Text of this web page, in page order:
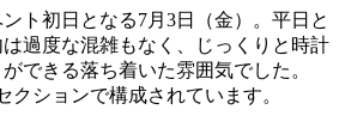
ト初日となる7月3日（金）。平日と
過度な混雑もなく、じっくりと時計
できる落ち着いた雰囲気でした。
クションで構成されています。